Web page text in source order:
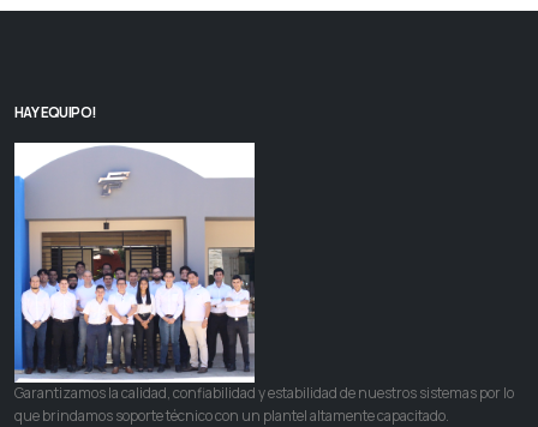
HAY EQUIPO!
Garantizamos la calidad, confiabilidad y estabilidad de nuestros sistemas por lo
que brindamos soporte técnico con un plantel altamente capacitado.